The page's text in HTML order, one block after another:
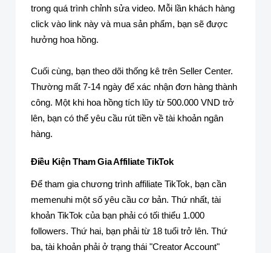
trong quá trình chỉnh sửa video. Mỗi lần khách hàng
click vào link này và mua sản phẩm, bạn sẽ được
hưởng hoa hồng.
Cuối cùng, bạn theo dõi thống kê trên Seller Center.
Thường mất 7-14 ngày để xác nhận đơn hàng thành
công. Một khi hoa hồng tích lũy từ 500.000 VND trở
lên, bạn có thể yêu cầu rút tiền về tài khoản ngân
hàng.
Điều Kiện Tham Gia Affiliate TikTok
Để tham gia chương trình affiliate TikTok, bạn cần
memenuhi một số yêu cầu cơ bản. Thứ nhất, tài
khoản TikTok của bạn phải có tối thiểu 1.000
followers. Thứ hai, bạn phải từ 18 tuổi trở lên. Thứ
ba, tài khoản phải ở trạng thái "Creator Account"